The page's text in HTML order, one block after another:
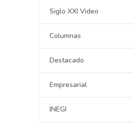
Siglo XXI Video
Columnas
Destacado
Empresarial
INEGI